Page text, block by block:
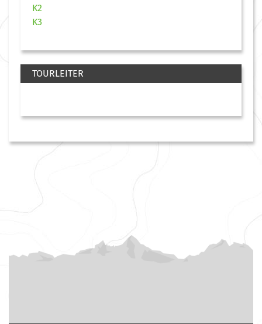
K2
K3
TOURLEITER